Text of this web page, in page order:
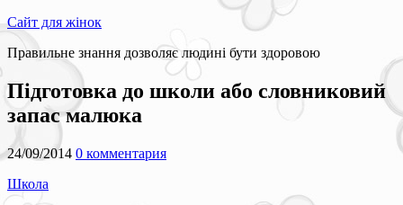
Сайт для жінок
Правильне знання дозволяє людині бути здоровою
Підготовка до школи або словниковий
запас малюка
24/09/2014 0 комментария
Школа